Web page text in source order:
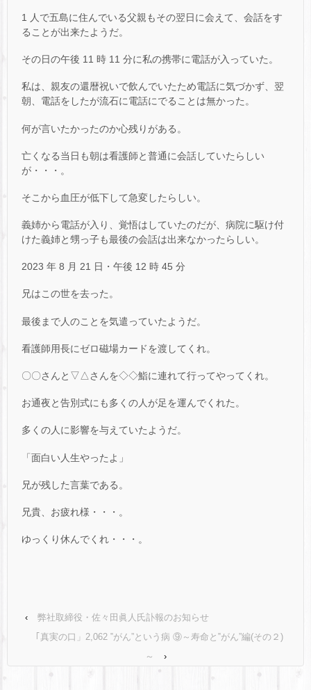
1 人で五島に住んでいる父親もその翌日に会えて、会話をす
ることが出来たようだ。
その日の午後 11 時 11 分に私の携帯に電話が入っていた。
私は、親友の還暦祝いで飲んでいたため電話に気づかず、翌
朝、電話をしたが流石に電話にでることは無かった。
何が言いたかったのか心残りがある。
亡くなる当日も朝は看護師と普通に会話していたらしい
が・・・。
そこから血圧が低下して急変したらしい。
義姉から電話が入り、覚悟はしていたのだが、病院に駆け付
けた義姉と甥っ子も最後の会話は出来なかったらしい。
2023 年 8 月 21 日・午後 12 時 45 分
兄はこの世を去った。
最後まで人のことを気遣っていたようだ。
看護師用長にゼロ磁場カードを渡してくれ。
〇〇さんと▽△さんを◇◇鮨に連れて行ってやってくれ。
お通夜と告別式にも多くの人が足を運んでくれた。
多くの人に影響を与えていたようだ。
「面白い人生やったよ」
兄が残した言葉である。
兄貴、お疲れ様・・・。
ゆっくり休んでくれ・・・。
‹
弊社取締役・佐々田眞人氏訃報のお知らせ
｢真実の口」2,062 ‟がん”という病 ⑨～寿命と‟がん”編(その２)
～
›